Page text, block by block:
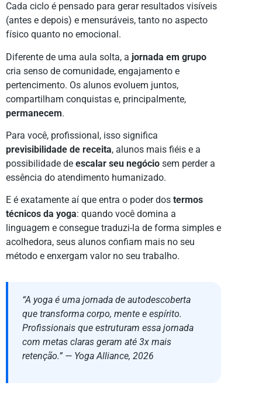
Cada ciclo é pensado para gerar resultados visíveis
(antes e depois) e mensuráveis, tanto no aspecto
físico quanto no emocional.
Diferente de uma aula solta, a jornada em grupo
cria senso de comunidade, engajamento e
pertencimento. Os alunos evoluem juntos,
compartilham conquistas e, principalmente,
permanecem.
Para você, profissional, isso significa
previsibilidade de receita, alunos mais fiéis e a
possibilidade de escalar seu negócio sem perder a
essência do atendimento humanizado.
E é exatamente aí que entra o poder dos termos
técnicos da yoga: quando você domina a
linguagem e consegue traduzi-la de forma simples e
acolhedora, seus alunos confiam mais no seu
método e enxergam valor no seu trabalho.
“A yoga é uma jornada de autodescoberta
que transforma corpo, mente e espírito.
Profissionais que estruturam essa jornada
com metas claras geram até 3x mais
retenção.” — Yoga Alliance, 2026